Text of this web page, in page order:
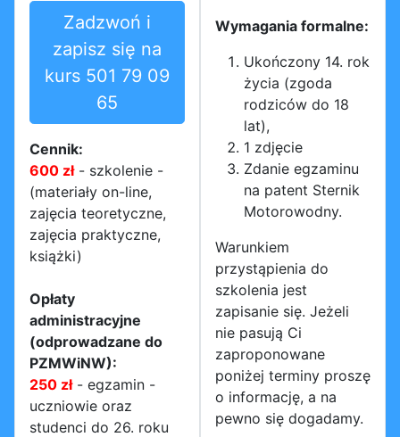
Zadzwoń i
zapisz się na
kurs 501 79 09
65
Cennik:
600 zł- szkolenie -
(materiały on-line,
zajęcia teoretyczne,
zajęcia praktyczne,
książki)
Opłaty
administracyjne
(odprowadzane do
PZMWiNW):
250 zł- egzamin -
uczniowie oraz
studenci do 26. roku
Wymagania formalne:
Ukończony 14. rok
życia (zgoda
rodziców do 18
lat),
1 zdjęcie
Zdanie egzaminu
na patent Sternik
Motorowodny.
Warunkiem
przystąpienia do
szkolenia jest
zapisanie się. Jeżeli
nie pasują Ci
zaproponowane
poniżej terminy proszę
o informację, a na
pewno się dogadamy.